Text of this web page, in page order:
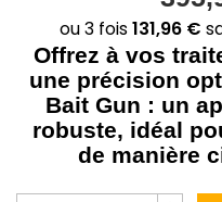
Offrez à vos
une précision
Bait Gun : un
robuste, idéal
de manière